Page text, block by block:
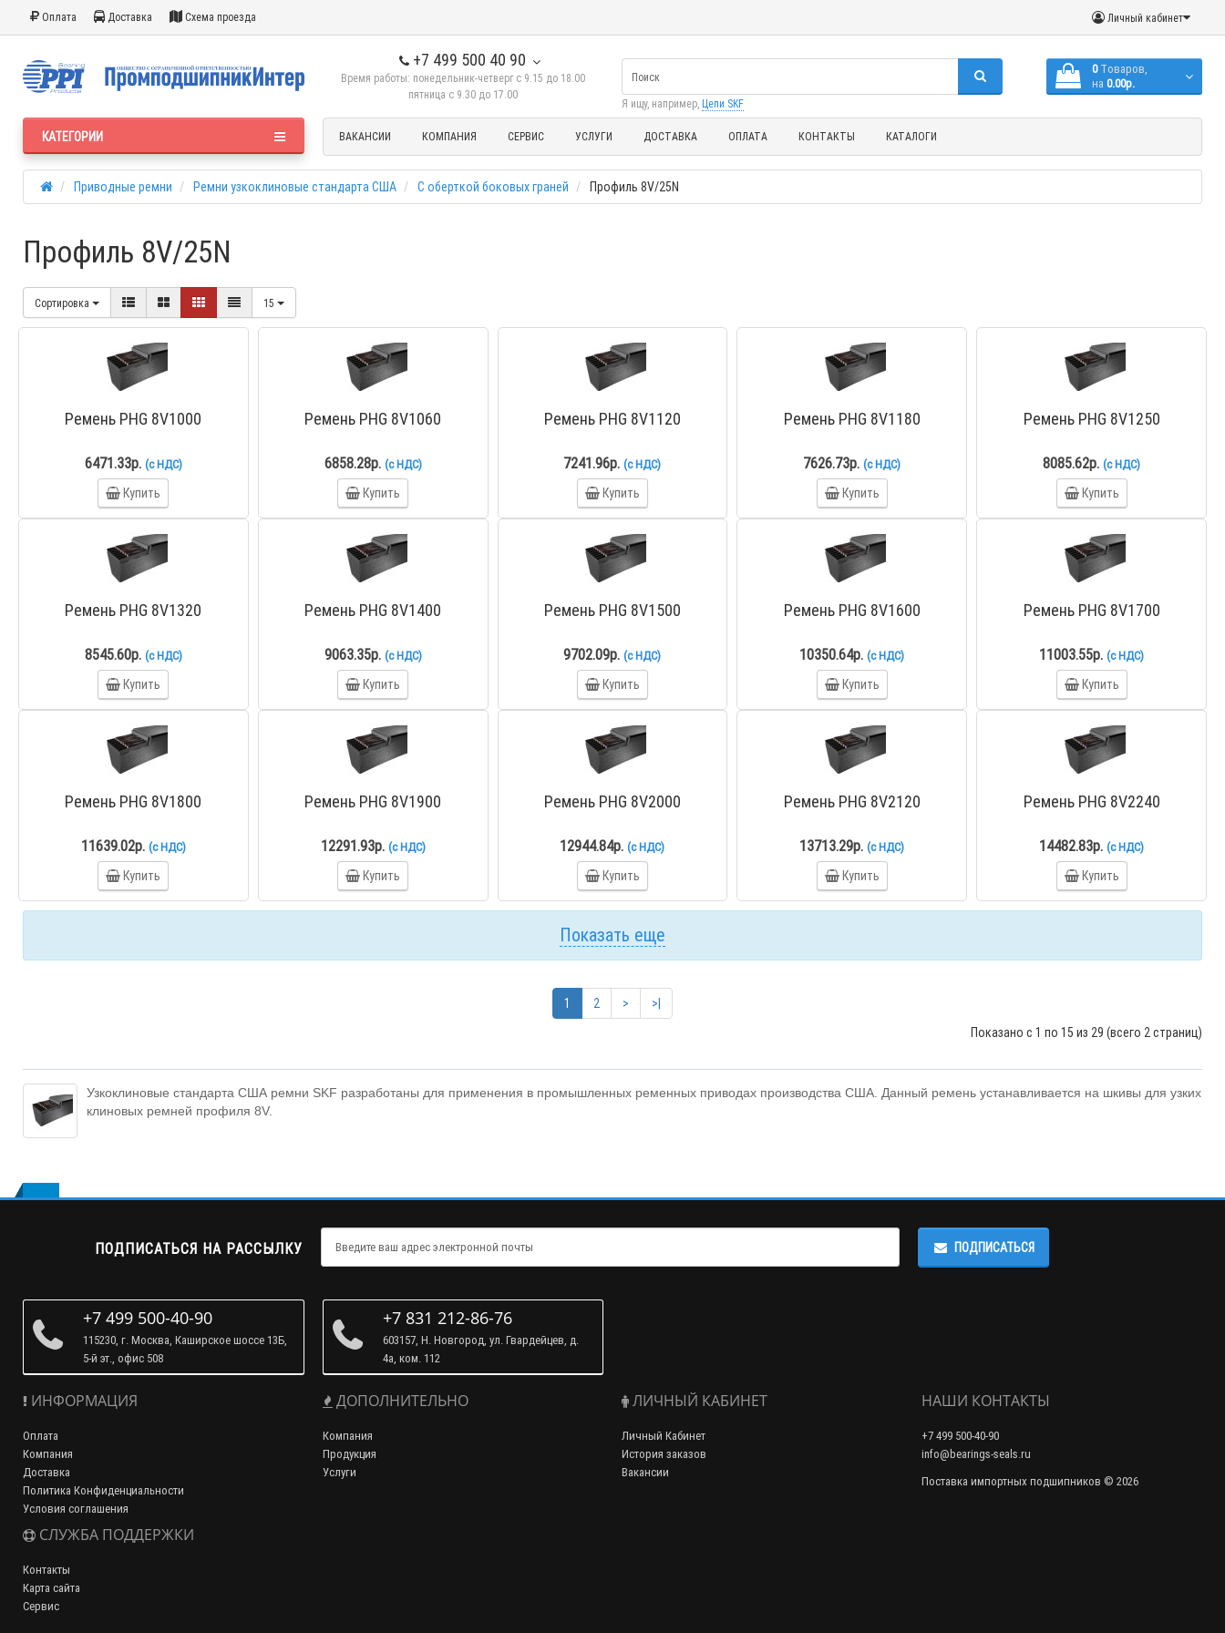
Оплата Доставка Схема проезда Личный кабинет
+7 499 500 40 90
Время работы: понедельник-четверг с 9.15 до 18.00
пятница с 9.30 до 17.00
0 Tоваров,
на 0.00р.
Я ищу, например, Цепи SKF
КАТЕГОРИИ ВАКАНСИИ КОМПАНИЯ СЕРВИС УСЛУГИ ДОСТАВКА ОПЛАТА КОНТАКТЫ КАТАЛОГИ
Приводные ремни Ремни узкоклиновые стандарта США С оберткой боковых граней Профиль 8V/25N
Профиль 8V/25N
Сортировка 15
Ремень PHG 8V1000
6471.33р. (с НДС)
Купить
Ремень PHG 8V1060
6858.28р. (с НДС)
Купить
Ремень PHG 8V1120
7241.96р.(с НДС)
Купить
Ремень PHG 8V1180
7626.73р.(с НДС)
Купить
Ремень PHG 8V1250
8085.62р.(с НДС)
Купить
Ремень PHG 8V1320
8545.60р. (с НДС)
Купить
Ремень PHG 8V1400
9063.35р. (с НДС)
Купить
Ремень PHG 8V1500
9702.09р.(с НДС)
Купить
Ремень PHG 8V1600
10350.64р.(с НДС)
Купить
Ремень PHG 8V1700
11003.55р.(с НДС)
Купить
Ремень PHG 8V1800
11639.02р. (с НДС)
Купить
Ремень PHG 8V1900
12291.93р. (с НДС)
Купить
Ремень PHG 8V2000
12944.84р.(с НДС)
Купить
Ремень PHG 8V2120
13713.29р.(с НДС)
Купить
Ремень PHG 8V2240
14482.83р.(с НДС)
Купить
Показать еще
1 2 >
>|
Показано с 1 по 15 из 29 (всего 2 страниц)
Узкоклиновые стандарта США ремни SKF разработаны для применения в промышленных ременных приводах производства США. Данный ремень устанавливается на шкивы для узких
клиновых ремней профиля 8V.
ПОДПИСАТЬСЯ НА РАССЫЛКУ ПОДПИСАТЬСЯ
+7 499 500-40-90
115230, г. Москва, Каширское шоссе 13Б,
5-й эт., офис 508
+7 831 212-86-76
603157, Н. Новгород, ул. Гвардейцев, д.
4а, ком. 112
ИНФОРМАЦИЯ
Оплата
Компания
Доставка
Политика Конфиденциальности
Условия соглашения
СЛУЖБА ПОДДЕРЖКИ
Контакты
Карта сайта
Сервис
ДОПОЛНИТЕЛЬНО
Компания
Продукция
Услуги
ЛИЧНЫЙ КАБИНЕТ
Личный Кабинет
История заказов
Вакансии
НАШИ КОНТАКТЫ
+7 499 500-40-90
info@bearings-seals.ru
Поставка импортных подшипников © 2026